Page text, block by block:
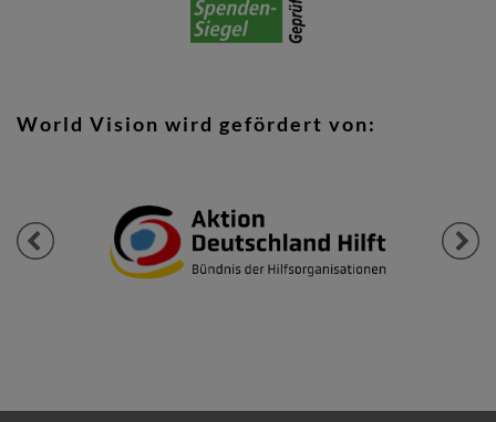
World Vision wird gefördert von:
Previous Next